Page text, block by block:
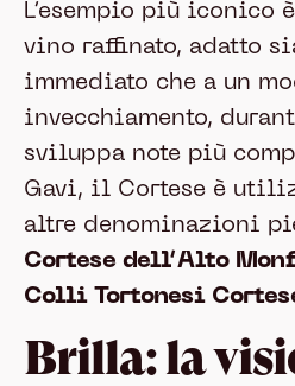
L’esempio più iconico
vino raffinato, adatto
immediato che a un
invecchiamento,
sviluppa note più
Gavi, il Cortese è
altre denominazioni
Cortese dell’Alto
Colli Tortonesi
Brilla: la